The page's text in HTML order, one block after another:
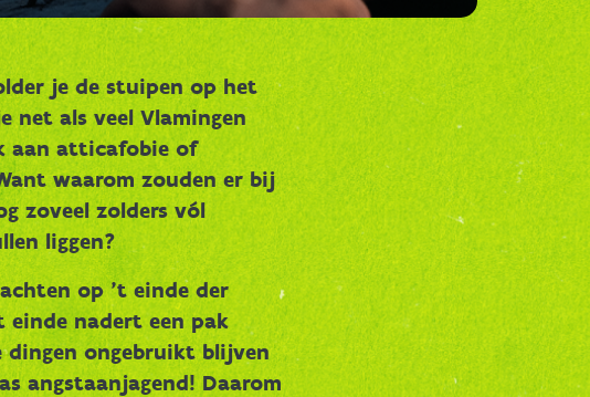
je de stuipen op het
net als veel Vlamingen
aan atticafobie of
waarom zouden er bij
zoveel zolders vól
liggen?
op ’t einde der
einde nadert een pak
dingen ongebruikt blijven
angstaanjagend! Daarom